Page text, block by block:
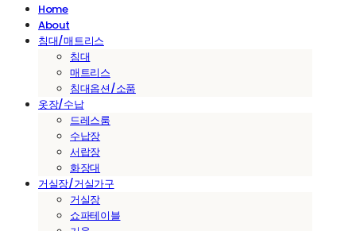
Home
About
침대/매트리스
침대
매트리스
침대옵션/소품
옷장/수납
드레스룸
수납장
서랍장
화장대
거실장/거실가구
거실장
쇼파테이블